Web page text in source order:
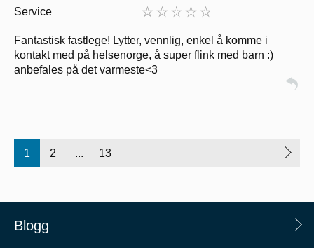
Service
Fantastisk fastlege! Lytter, vennlig, enkel å komme i
kontakt med på helsenorge, å super flink med barn :)
anbefales på det varmeste<3
1 2 ... 13
Blogg